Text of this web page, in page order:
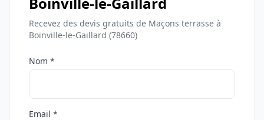
Recevez des devis gratuits de Maçons terrasse à
Boinville-le-Gaillard (78660)
Nom *
Email *